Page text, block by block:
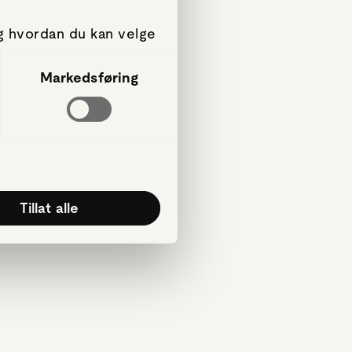
hvordan du kan velge
for å levere sosiale
Markedsføring
Tillat alle